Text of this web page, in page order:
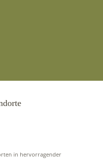
in hervorragender